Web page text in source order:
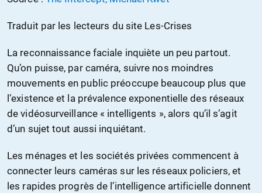
DON
Traduit par les lecteurs du site Les-Crises
La reconnaissance faciale inquiète un peu partout.
Qu’on puisse, par caméra, suivre nos moindres
mouvements en public préoccupe beaucoup plus que
l’existence et la prévalence exponentielle des réseaux
de vidéosurveillance « intelligents », alors qu’il s’agit
d’un sujet tout aussi inquiétant.
Les ménages et les sociétés privées commencent à
connecter leurs caméras sur les réseaux policiers, et
les rapides progrès de l’intelligence artificielle donnent